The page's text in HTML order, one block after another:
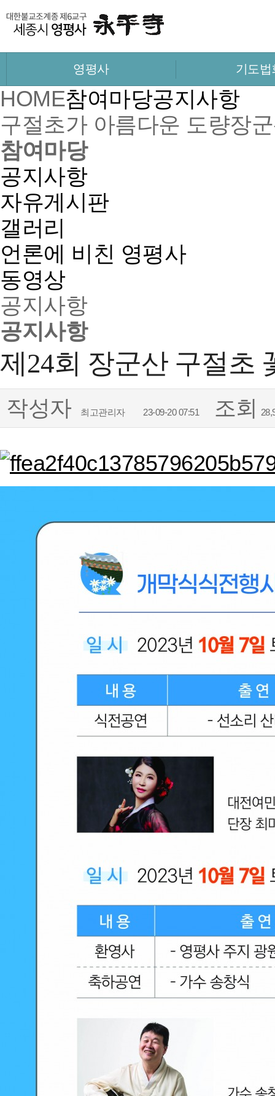
영평사 기도법
HOME참여마당공지사항
구절초가 아름다운 도량장
참여마당
공지사항
자유게시판
갤러리
언론에 비친 영평사
동영상
공지사항
공지사항
제24회 장군산 구절초
작성자 최고관리자 23-09-20 07:51 조회